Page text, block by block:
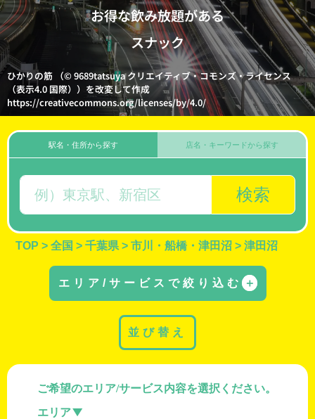
お得な飲み放題がある
スナック
ひかりの筋 （© 9689tatsuya クリエイティブ・コモンズ・ライセンス
（表示4.0 国際））を改変して作成
https://creativecommons.org/licenses/by/4.0/
駅名・住所から探す
検索
店名・キーワードから探す
TOP > 全国 > 千葉県 > 市川・船橋・津田沼 > 津田沼
エリア/サービスで絞り込む ＋
ご希望のエリア/サービス内容を選択ください。
エリア
並び替え